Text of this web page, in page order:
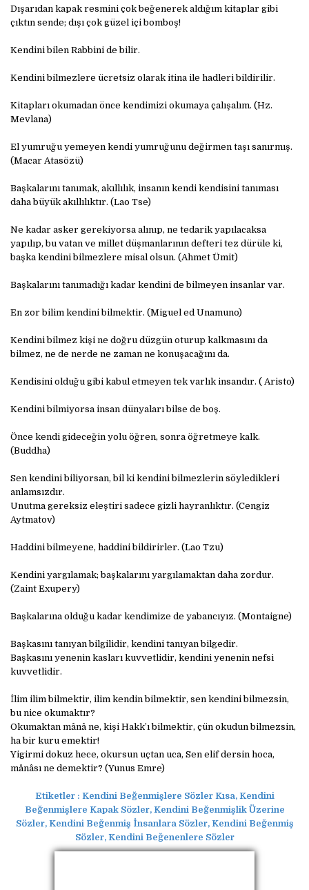
Dışarıdan kapak resmini çok beğenerek aldığım kitaplar gibi
çıktın sende; dışı çok güzel içi bomboş!
Kendini bilen Rabbini de bilir.
Kendini bilmezlere ücretsiz olarak itina ile hadleri bildirilir.
Kitapları okumadan önce kendimizi okumaya çalışalım. (Hz.
Mevlana)
El yumruğu yemeyen kendi yumruğunu değirmen taşı sanırmış.
(Macar Atasözü)
Başkalarını tanımak, akıllılık, insanın kendi kendisini tanıması
daha büyük akıllılıktır. (Lao Tse)
Ne kadar asker gerekiyorsa alınıp, ne tedarik yapılacaksa
yapılıp, bu vatan ve millet düşmanlarının defteri tez dürüle ki,
başka kendini bilmezlere misal olsun. (Ahmet Ümit)
Başkalarını tanımadığı kadar kendini de bilmeyen insanlar var.
En zor bilim kendini bilmektir. (Miguel ed Unamuno)
Kendini bilmez kişi ne doğru düzgün oturup kalkmasını da
bilmez, ne de nerde ne zaman ne konuşacağını da.
Kendisini olduğu gibi kabul etmeyen tek varlık insandır. ( Aristo)
Kendini bilmiyorsa insan dünyaları bilse de boş.
Önce kendi gideceğin yolu öğren, sonra öğretmeye kalk.
(Buddha)
Sen kendini biliyorsan, bil ki kendini bilmezlerin söyledikleri
anlamsızdır.
Unutma gereksiz eleştiri sadece gizli hayranlıktır. (Cengiz
Aytmatov)
Haddini bilmeyene, haddini bildirirler. (Lao Tzu)
Kendini yargılamak; başkalarını yargılamaktan daha zordur.
(Zaint Exupery)
Başkalarına olduğu kadar kendimize de yabancıyız. (Montaigne)
Başkasını tanıyan bilgilidir, kendini tanıyan bilgedir.
Başkasını yenenin kasları kuvvetlidir, kendini yenenin nefsi
kuvvetlidir.
İlim ilim bilmektir, ilim kendin bilmektir, sen kendini bilmezsin,
bu nice okumaktır?
Okumaktan mânâ ne, kişi Hakk’ı bilmektir, çün okudun bilmezsin,
ha bir kuru emektir!
Yigirmi dokuz hece, okursun uçtan uca, Sen elif dersin hoca,
mânâsı ne demektir? (Yunus Emre)
Etiketler : Kendini Beğenmişlere Sözler Kısa, Kendini
Beğenmişlere Kapak Sözler, Kendini Beğenmişlik Üzerine
Sözler, Kendini Beğenmiş İnsanlara Sözler, Kendini Beğenmiş
Sözler, Kendini Beğenenlere Sözler